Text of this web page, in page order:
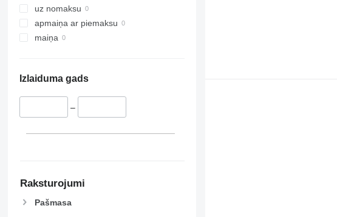
uz nomaksu
apmaiņa ar piemaksu
maiņa
Izlaiduma gads
–
Raksturojumi
Pašmasa